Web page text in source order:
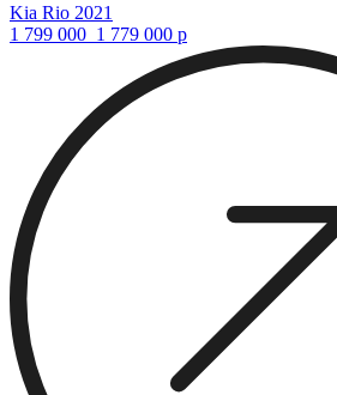
Kia Rio 2021
1 799 000 1 779 000 р